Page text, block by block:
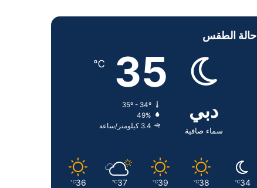
س
و
ك
ن
د
إ
ن
س
م
حالة الطقس
دبي
سماء صافية
35
℃
35º - 34º
49%
3.4 كيلومتر/ساعة
34
℃
38
℃
39
℃
37
℃
36
℃